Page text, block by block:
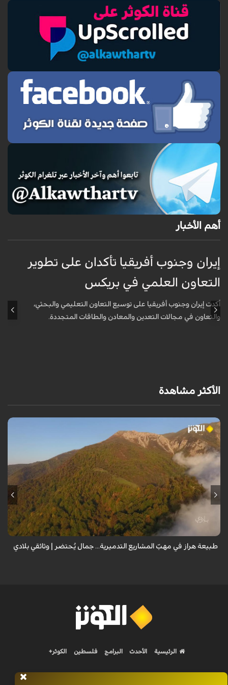
أهم الأخبار
إيران وجنوب أفريقيا تأكدان على تطوير
التعاون العلمي في بريكس
أكدت إيران وجنوب أفريقيا على توسيع التعاون التعليمي والبحثي،
والتعاون في مجالات التعدين والمعادن والطاقات المتجددة.
الأكثر مشاهدة
من قلب طبيعة هراز التي كانت يوماً من أجمل الموائل الطبيعية في إيران، يحذر
المعد من كارثة بيئية: "وحش الأعمال والمشاريع التدميرية تنهش بجسم
طبيعة هراز في مهبّ المشاريع التدميرية... جمال يُحتضر | وثائقي بلادي
الرئيسية الأحدث البرامج فلسطين الكوثر+